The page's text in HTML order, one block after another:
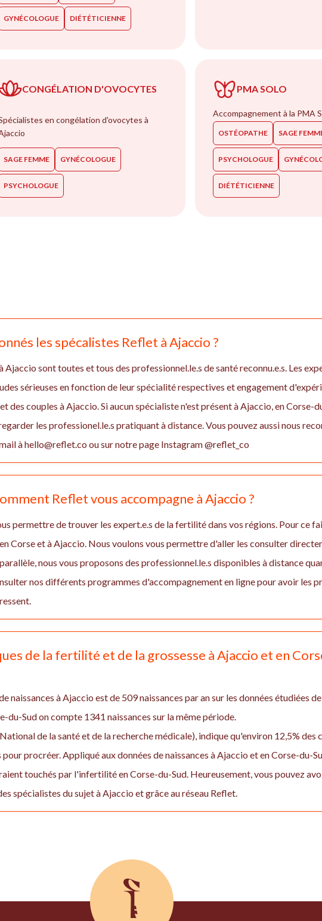
GYNÉCOLOGUE DIÉTÉTICIENNE
CONGÉLATION D'OVOCYTES
en congélation d'ovocytes à
SAGE FEMME GYNÉCOLOGUE
PSYCHOLOGUE
PMA SOLO
Accompagnement à la PMA
OSTÉOPATHE SAGE
PSYCHOLOGUE
DIÉTÉTICIENNE
les spécalistes Reflet à Ajaccio ?
Ajaccio sont toutes et tous des professionnel.le.s de santé reconnu.e.s. Les
sérieuses en fonction de leur spécialité respectives et engagement
des couples à Ajaccio. Si aucun spécialiste n'est présent à Ajaccio, en Corse-
les professionel.le.s pratiquant à distance. Vous pouvez aussi nous
à hello@reflet.co ou sur notre page Instagram @reflet_co
Reflet vous accompagne à Ajaccio ?
permettre de trouver les expert.e.s de la fertilité dans vos régions. Pour ce
Corse et à Ajaccio. Nous voulons vous permettre d'aller les consulter
nous vous proposons des professionnel.le.s disponibles à distance
nos différents programmes d'accompagnement en ligne pour avoir les
de la fertilité et de la grossesse à Ajaccio et en
naissances à Ajaccio est de 509 naissances par an sur les données étudiées
du-Sud on compte 1341 naissances sur la même période.
de la santé et de la recherche médicale), indique qu'environ 12,5% des
procréer. Appliqué aux données de naissances à Ajaccio et en Corse-du-
touchés par l'infertilité en Corse-du-Sud. Heureusement, vous pouvez
spécialistes du sujet à Ajaccio et grâce au réseau Reflet.